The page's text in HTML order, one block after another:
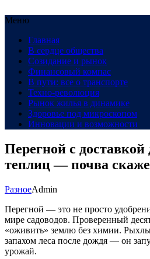
Меню
Главная
В сердце общества
Созидание и рынок
Финансовый компас
В пути: все о транспорте
Техно-революция
Рынок жилья в динамике
Здоровье под микроскопом
Инновации и возможности
Перегной с доставкой
теплиц — почва
РазноеAdmin
Перегной — это не просто
мире садоводов. Проверенный
«оживить» землю без химии.
запахом леса после дождя — он
урожай.